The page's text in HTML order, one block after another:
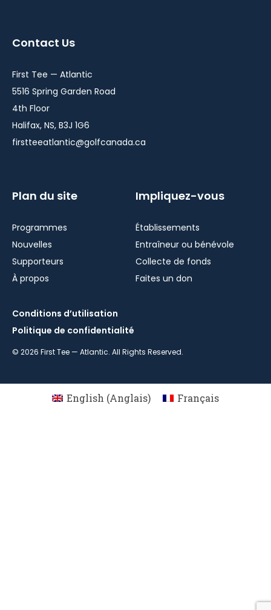
windowwindowwindow
Contact Us
First Tee — Atlantic
5516 Spring Garden Road
4th Floor
Halifax, NS, B3J 1G6
firstteeatlantic@golfcanada.ca
Plan du site
Programmes
Nouvelles
Supporteurs
À propos
Impliquez-vous
Établissements
Entraîneur ou bénévole
Collecte de fonds
Faites un don
Conditions d’utilisation
Politique de confidentialité
© 2026 First Tee — Atlantic. All Rights Reserved.
English (Anglais) Français